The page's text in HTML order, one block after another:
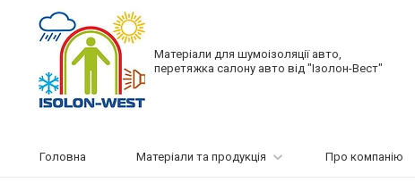
Матеріали для шумоізоляції авто,
перетяжка салону авто від "Ізолон-Вест"
Головна Матеріали та продукція Про компанію